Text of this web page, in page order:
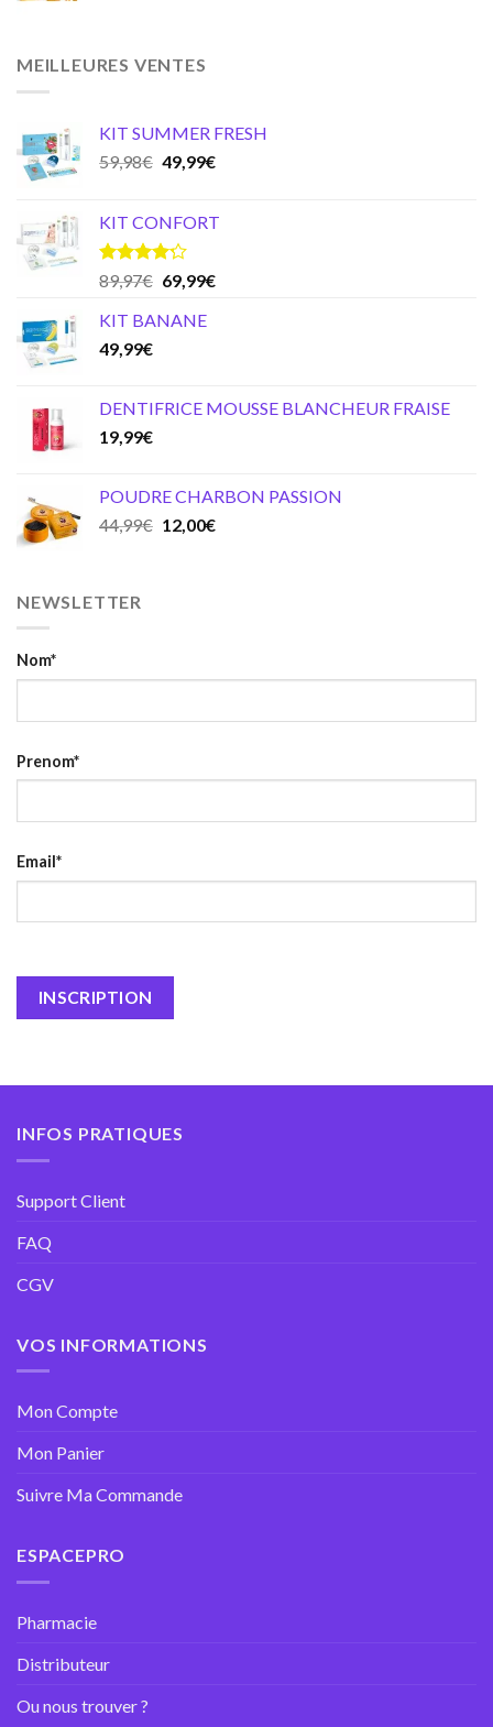
MEILLEURES VENTES
KIT SUMMER FRESH
59,98€ Original
59,98€.
49,99€Current
49,99€.
KIT CONFORT
Note4.20
sur 5
89,97€ Original
was:
69,99€Current
KIT BANANE
49,99€
DENTIFRICE MOUSSE BLANCHEUR FRAISE
19,99€
POUDRE CHARBON PASSION
44,99€ Original
12,00€Current
NEWSLETTER
Nom*
Prenom*
Email*
INFOS PRATIQUES
Support Client
FAQ
CGV
VOS INFORMATIONS
Mon Compte
Mon Panier
Suivre Ma Commande
ESPACEPRO
Pharmacie
Distributeur
Ou nous trouver ?